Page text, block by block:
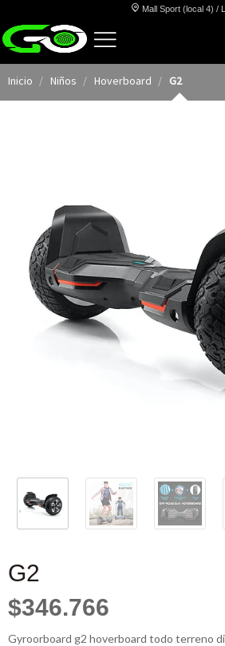
Mall Sport (local 4) /
Inicio Niños Hoverboard G2
G2
$346.766
Gyroorboard g2 hoverboard todo terreno